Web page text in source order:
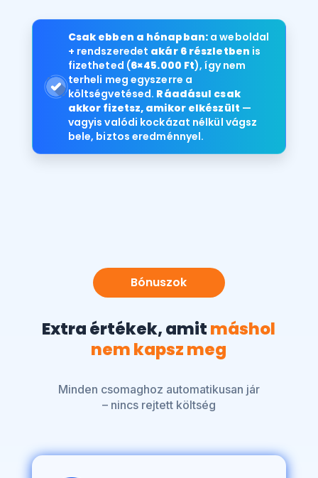
Csak ebben a hónapban: a weboldal
+ rendszeredet akár 6 részletben is
fizetheted (6×45.000 Ft), így nem
terheli meg egyszerre a
költségvetésed. Ráadásul csak
akkor fizetsz, amikor elkészült —
vagyis valódi kockázat nélkül vágsz
bele, biztos eredménnyel.
Bónuszok
Extra értékek, amitmáshol
nem kapsz meg
Minden csomaghoz automatikusan jár
– nincs rejtett költség